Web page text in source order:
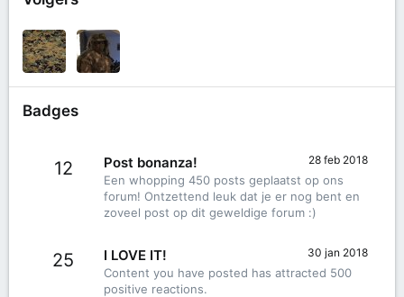
Badges
12 28 feb 2018
Post bonanza!
Een whopping 450 posts geplaatst op ons
forum! Ontzettend leuk dat je er nog bent en
zoveel post op dit geweldige forum :)
25 30 jan 2018
I LOVE IT!
Content you have posted has attracted 500
positive reactions.